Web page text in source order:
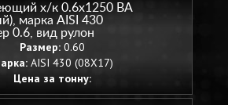
х/к 0.6х1250 BA
марка AISI 430
0.6, вид рулон
Размер:0.60
AISI 430 (08Х17)
Цена за тонну: